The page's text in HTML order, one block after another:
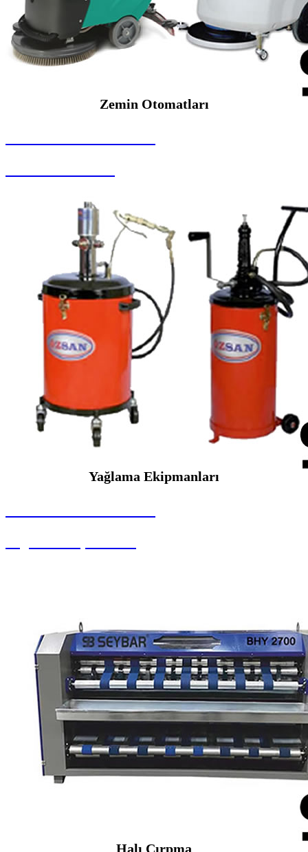
Zemin Otomatları
Yağlama Ekipmanları
Halı Çırpma